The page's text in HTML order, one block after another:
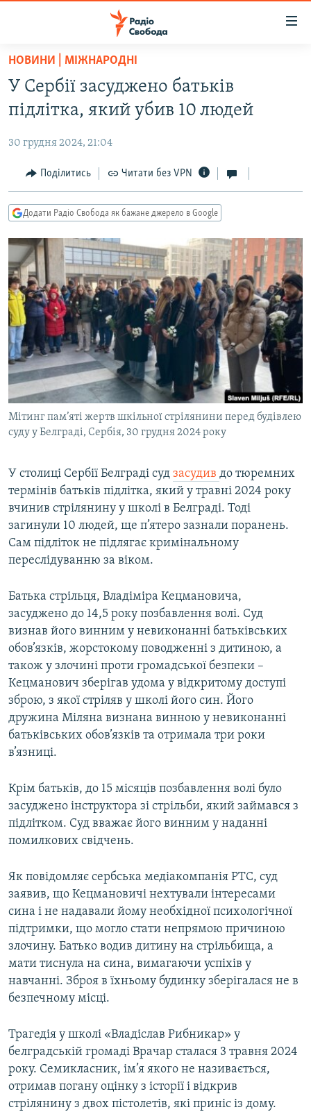
Перейти
основного
матеріалу
до
навігації
Перейти
до
РАДІО СВОБОДА – 70 РОКІВ
ВСЕ ЗА ДОБУ
ПОЛІТИКА
ЕКОНОМІКА
КУЛЬТУРА
СПОРТ
УКРАЇНА
СВІТ
ВІЙНА
РОСІЙСЬКА «ФІЛЬТРАЦІЯ»
КРИМ.РЕАЛІЇ
ТИ ЯК?
СХЕМИ
КИТАЙ.ВИКЛИКИ
МУЛЬТИМЕДІА
ФОТО
СПЕЦПРОЄКТИ
ПОДКАСТИ
КРИМ РЕАЛІЇ
УКР
КТАТ
ДОЛУЧАЙСЯ!
Усі сайти RFE/RL
НОВИНИ | МІЖНАРОДНІ
У Сербії засуджено батьків
підлітка, який убив 10 людей
30 грудня 2024, 21:04
Поділитись Читати без VPN
Додати Радіо Свобода як бажане джерело в Google
Мітинг пам’яті жертв шкільної стрілянини перед будівлею
суду у Белграді, Сербія, 30 грудня 2024 року
У столиці Сербії Белграді суд засудив до тюремних
термінів батьків підлітка, який у травні 2024 року
вчинив стрілянину у школі в Белграді. Тоді
загинули 10 людей, ще п’ятеро зазнали поранень.
Сам підліток не підлягає кримінальному
переслідуванню за віком.
Батька стрільця, Владіміра Кецмановича,
засуджено до 14,5 року позбавлення волі. Суд
визнав його винним у невиконанні батьківських
обов’язків, жорстокому поводженні з дитиною, а
також у злочині проти громадської безпеки –
Кецманович зберігав удома у відкритому доступі
зброю, з якої стріляв у школі його син. Його
дружина Міляна визнана винною у невиконанні
батьківських обов’язків та отримала три роки
в’язниці.
Крім батьків, до 15 місяців позбавлення волі було
засуджено інструктора зі стрільби, який займався з
підлітком. Суд вважає його винним у наданні
помилкових свідчень.
Як повідомляє сербська медіакомпанія РТС, суд
заявив, що Кецмановичі нехтували інтересами
сина і не надавали йому необхідної психологічної
підтримки, що могло стати непрямою причиною
злочину. Батько водив дитину на стрільбища, а
мати тиснула на сина, вимагаючи успіхів у
навчанні. Зброя в їхньому будинку зберігалася не в
безпечному місці.
Трагедія у школі «Владіслав Рибникар» у
белградській громаді Врачар сталася 3 травня 2024
року. Семикласник, ім’я якого не називається,
отримав погану оцінку з історії і відкрив
стрілянину з двох пістолетів, які приніс із дому.